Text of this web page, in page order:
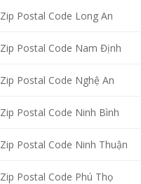
Zip Postal Code Long An
Zip Postal Code Nam Định
Zip Postal Code Nghệ An
Zip Postal Code Ninh Bình
Zip Postal Code Ninh Thuận
Zip Postal Code Phú Thọ